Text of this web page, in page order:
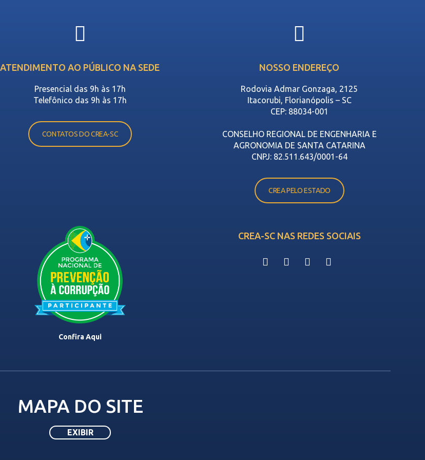
ATENDIMENTO AO PÚBLICO NA SEDE
Presencial das 9h às 17h
Telefônico das 9h às 17h
CONTATOS DO CREA-SC
NOSSO ENDEREÇO
Rodovia Admar Gonzaga, 2125
Itacorubi, Florianópolis – SC
CEP: 88034-001
CONSELHO REGIONAL DE ENGENHARIA E
AGRONOMIA DE SANTA CATARINA
CNPJ: 82.511.643/0001-64
CREA PELO ESTADO
Confira Aqui
CREA-SC NAS REDES SOCIAIS
MAPA DO SITE